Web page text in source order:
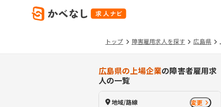
トップ 障害雇用求人を探す 広島県
広島県の上場企業の障害者雇用求
人の一覧
地域/路線 変更